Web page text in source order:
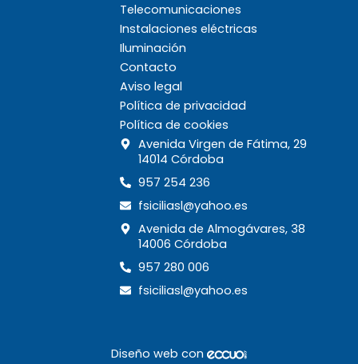
Telecomunicaciones
Instalaciones eléctricas
Iluminación
Contacto
Aviso legal
Política de privacidad
Política de cookies
Avenida Virgen de Fátima, 29
14014 Córdoba
957 254 236
fsiciliasl@yahoo.es
Avenida de Almogávares, 38
14006 Córdoba
957 280 006
fsiciliasl@yahoo.es
Diseño web con